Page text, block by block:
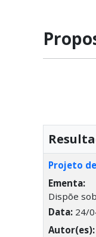
Projeto
Ementa:
Dispõe
Data:24/
Autor(es):